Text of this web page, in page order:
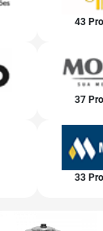
43
37
33